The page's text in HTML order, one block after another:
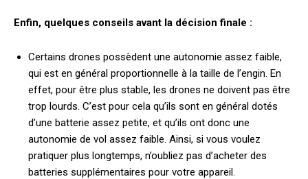
Enfin, quelques conseils avant la décision finale :
Certains drones possèdent une autonomie assez faible,
qui est en général proportionnelle à la taille de l’engin. En
effet, pour être plus stable, les drones ne doivent pas être
trop lourds. C’est pour cela qu’ils sont en général dotés
d’une batterie assez petite, et qu’ils ont donc une
autonomie de vol assez faible. Ainsi, si vous voulez
pratiquer plus longtemps, n’oubliez pas d’acheter des
batteries supplémentaires pour votre appareil.